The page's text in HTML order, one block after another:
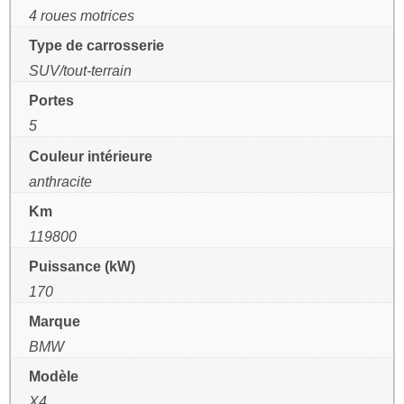
4 roues motrices
Type de carrosserie
SUV/tout-terrain
Portes
5
Couleur intérieure
anthracite
Km
119800
Puissance (kW)
170
Marque
BMW
Modèle